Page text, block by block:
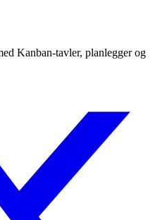
Kanban-tavler, planlegger og